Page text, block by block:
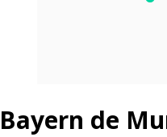
de